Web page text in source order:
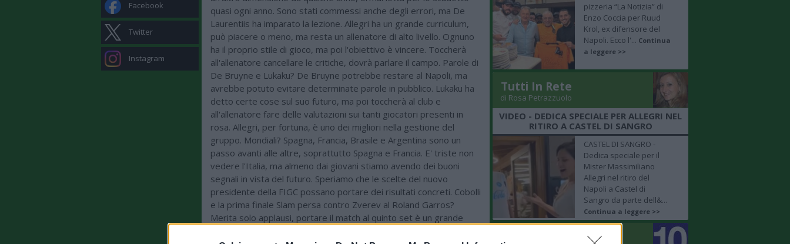
Facebook
Twitter
Instagram
quasi ogni anno. Sono stati commessi anche degli errori, ma De
Laurentiis ha imparato la lezione. Allegri ha un grande curriculum,
può piacere o meno, ma resta un allenatore di alto livello. Ognuno
ha il proprio stile di gioco, ma poi l'obiettivo è vincere. Toccherà
all'allenatore cancellare le critiche, dovrà parlare il campo. Parole di
De Bruyne e Lukaku? De Bruyne potrebbe restare al Napoli, ma
avrebbe potuto evitare determinate parole in pubblico. Lukaku ha
detto certe cose sul suo futuro, ma poi toccherà al club e
all'allenatore fare delle valutazioni sui tanti giocatori presenti in
rosa. Allegri, per fortuna, è uno dei migliori nella gestione del
gruppo. Mondiali? Spagna, Francia, Brasile e Argentina sono un
passo avanti alle altre, soprattutto Spagna e Francia. E' triste non
vedere l'Italia, ma almeno dai giovani stiamo avendo dei buoni
segnali in vista del futuro. Speriamo che le scelte del nuovo
presidente della FIGC possano portare dei risultati concreti. Cobolli
e la prima finale Slam persa contro Zverev al Roland Garros?
Merita solo applausi, portare il match al quinto set è un grande
pizzeria “La Notizia” di
Enzo Coccia per Ruud
Krol, ex difensore del
Napoli. Ecco l'... Continua
a leggere >>
Tutti In Rete
di Rosa Petrazzuolo
VIDEO - DEDICA SPECIALE PER ALLEGRI NEL
RITIRO A CASTEL DI SANGRO
CASTEL DI SANGRO -
Dedica speciale per il
Mister Massimiliano
Allegri nel ritiro del
Napoli a Castel di
Sangro da parte dell&...
Continua a leggere >>